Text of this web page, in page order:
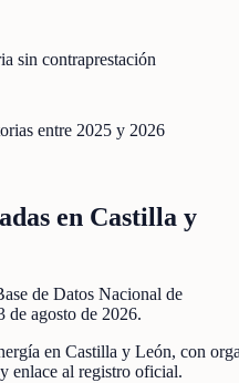
sin contraprestación
entre 2025 y 2026
en Castilla y
de Datos Nacional de
de agosto de 2026.
en Castilla y León, con
enlace al registro oficial.